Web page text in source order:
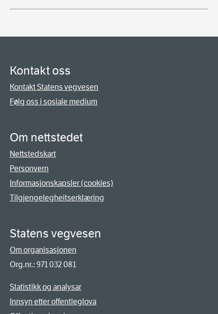
Kontakt oss
Kontakt Statens vegvesen
Følg oss i sosiale medium
Om nettstedet
Nettstedskart
Personvern
Informasjonskapsler (cookies)
Tilgjengelegheitserklæring
Statens vegvesen
Om organisasjonen
Org.nr.: 971 032 081
Statistikk og analysar
Innsyn etter offentleglova